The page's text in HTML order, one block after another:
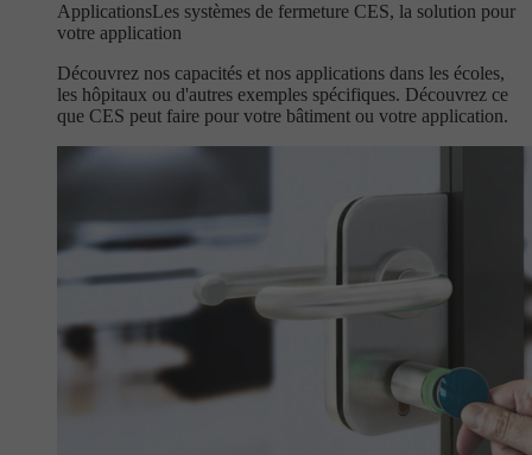
ApplicationsLes systèmes de fermeture CES, la solution pour
votre application
Découvrez nos capacités et nos applications dans les écoles,
les hôpitaux ou d'autres exemples spécifiques. Découvrez ce
que CES peut faire pour votre bâtiment ou votre application.